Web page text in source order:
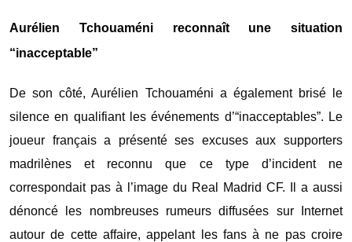
Aurélien Tchouaméni reconnaît une situation
“inacceptable”
De son côté,Aurélien Tchouaméni a également brisé le
silence en qualifiant les événements d’“inacceptables”. Le
joueur français a présenté ses excuses aux supporters
madrilènes et reconnu que ce type d’incident ne
correspondait pas à l’image du Real Madrid CF. Il a aussi
dénoncé les nombreuses rumeurs diffusées sur Internet
autour de cette affaire, appelant les fans à ne pas croire